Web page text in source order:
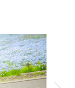
新郎衣装1着
小物一式
台紙付写真
挙式